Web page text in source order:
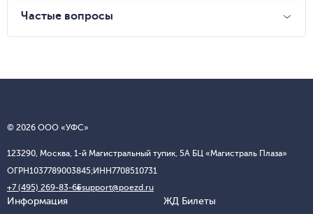
Частые вопросы
© 2026 ООО «УФС»
123290, Москва, 1-й Магистральный тупик, 5А БЦ «Магистраль Плаза»
ОГРН1037789003845;ИНН7708510731
+7 (495) 269-83-65support@poezd.ru
Информация ЖД Билеты